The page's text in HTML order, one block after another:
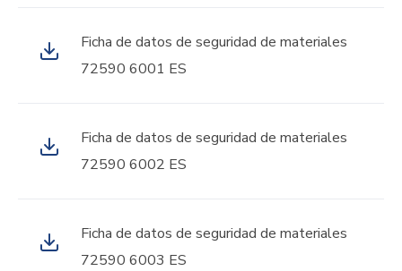
Ficha de datos de seguridad de materiales
72590 6001 ES
Ficha de datos de seguridad de materiales
72590 6002 ES
Ficha de datos de seguridad de materiales
72590 6003 ES